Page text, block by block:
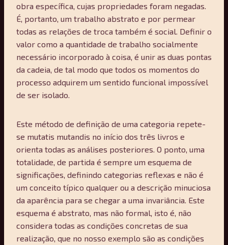
obra específica, cujas propriedades foram negadas.
É, portanto, um trabalho abstrato e por permear
todas as relações de troca também é social. Definir o
valor como a quantidade de trabalho socialmente
necessário incorporado à coisa, é unir as duas pontas
da cadeia, de tal modo que todos os momentos do
processo adquirem um sentido funcional impossível
de ser isolado.
Este método de definição de uma categoria repete-
se mutatis mutandis no início dos três livros e
orienta todas as análises posteriores. O ponto, uma
totalidade, de partida é sempre um esquema de
significações, definindo categorias reflexas e não é
um conceito típico qualquer ou a descrição minuciosa
da aparência para se chegar a uma invariância. Este
esquema é abstrato, mas não formal, isto é, não
considera todas as condições concretas de sua
realização, que no nosso exemplo são as condições